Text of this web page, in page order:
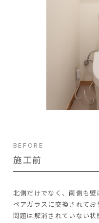
BEFORE
施工前
北側だけでなく、南側も
ペアガラスに交換されて
問題は解消されていない